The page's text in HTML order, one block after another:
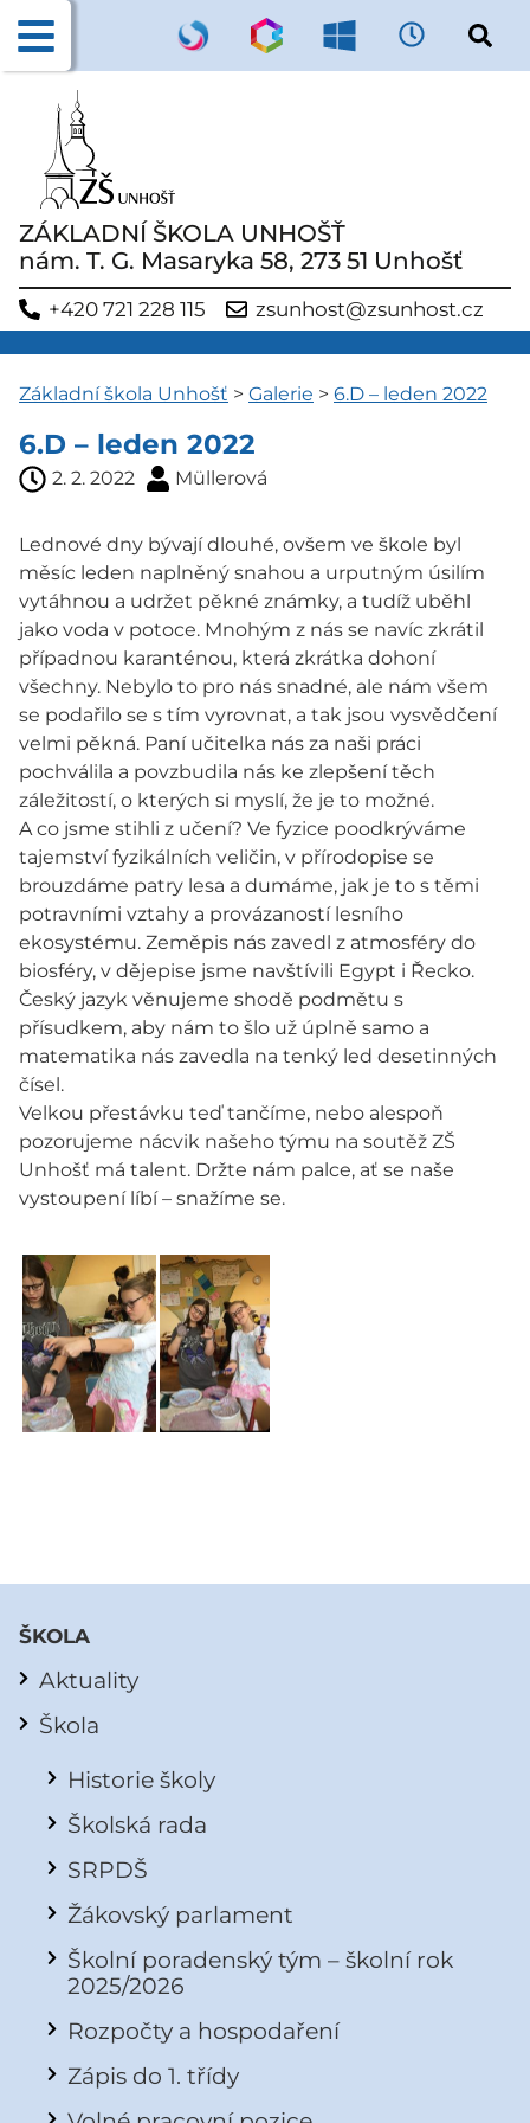
ZÁKLADNÍ ŠKOLA UNHOŠŤ
nám. T. G. Masaryka 58, 273 51 Unhošť
+420 721 228 115 zsunhost@zsunhost.cz
Základní škola Unhošť > Galerie > 6.D – leden 2022
6.D – leden 2022
2. 2. 2022 Müllerová
Lednové dny bývají dlouhé, ovšem ve škole byl
měsíc leden naplněný snahou a urputným úsilím
vytáhnou a udržet pěkné známky, a tudíž uběhl
jako voda v potoce. Mnohým z nás se navíc zkrátil
případnou karanténou, která zkrátka dohoní
všechny. Nebylo to pro nás snadné, ale nám všem
se podařilo se s tím vyrovnat, a tak jsou vysvědčení
velmi pěkná. Paní učitelka nás za naši práci
pochválila a povzbudila nás ke zlepšení těch
záležitostí, o kterých si myslí, že je to možné.
A co jsme stihli z učení? Ve fyzice poodkrýváme
tajemství fyzikálních veličin, v přírodopise se
brouzdáme patry lesa a dumáme, jak je to s těmi
potravními vztahy a provázaností lesního
ekosystému. Zeměpis nás zavedl z atmosféry do
biosféry, v dějepise jsme navštívili Egypt i Řecko.
Český jazyk věnujeme shodě podmětu s
přísudkem, aby nám to šlo už úplně samo a
matematika nás zavedla na tenký led desetinných
čísel.
Velkou přestávku teď tančíme, nebo alespoň
pozorujeme nácvik našeho týmu na soutěž ZŠ
Unhošť má talent. Držte nám palce, ať se naše
vystoupení líbí – snažíme se.
ŠKOLA
Aktuality
Škola
Historie školy
Školská rada
SRPDŠ
Žákovský parlament
Školní poradenský tým – školní rok
2025/2026
Rozpočty a hospodaření
Zápis do 1. třídy